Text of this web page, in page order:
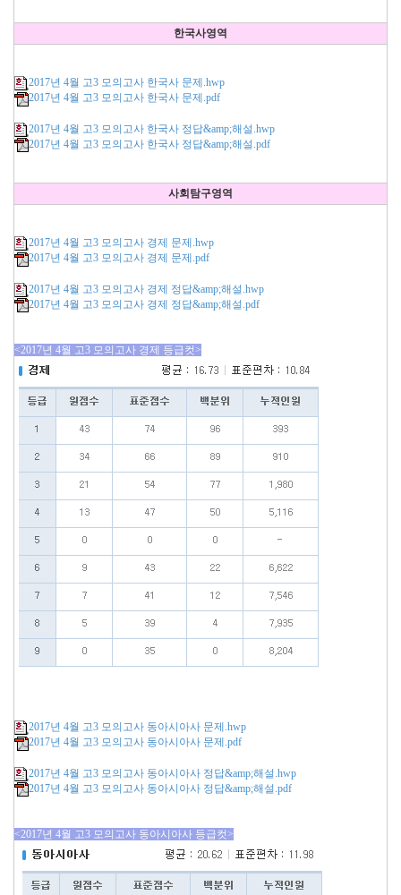
한국사영역
2017년 4월 고3 모의고사 한국사 문제.hwp
2017년 4월 고3 모의고사 한국사 문제.pdf
2017년 4월 고3 모의고사 한국사 정답&amp;해설.hwp
2017년 4월 고3 모의고사 한국사 정답&amp;해설.pdf
사회탐구영역
2017년 4월 고3 모의고사 경제 문제.hwp
2017년 4월 고3 모의고사 경제 문제.pdf
2017년 4월 고3 모의고사 경제 정답&amp;해설.hwp
2017년 4월 고3 모의고사 경제 정답&amp;해설.pdf
<2017년 4월 고3 모의고사 경제 등급컷>
2017년 4월 고3 모의고사 동아시아사 문제.hwp
2017년 4월 고3 모의고사 동아시아사 문제.pdf
2017년 4월 고3 모의고사 동아시아사 정답&amp;해설.hwp
2017년 4월 고3 모의고사 동아시아사 정답&amp;해설.pdf
<2017년 4월 고3 모의고사 동아시아사 등급컷>